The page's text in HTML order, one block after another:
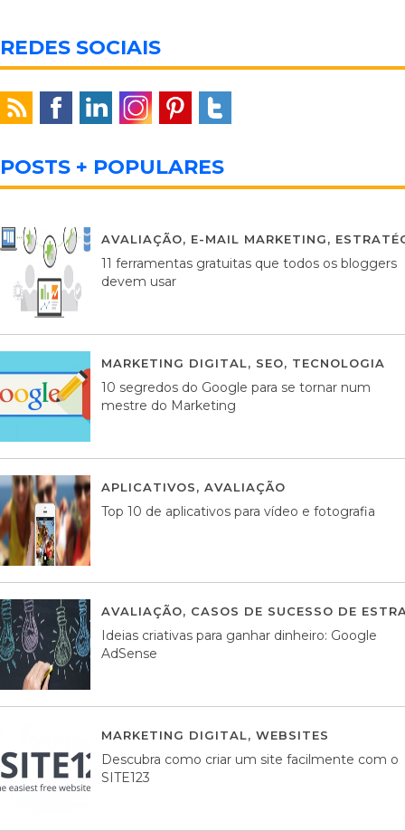
REDES SOCIAIS
POSTS + POPULARES
AVALIAÇÃO, E-MAIL MARKETING,
11 ferramentas gratuitas que todos os bloggers
devem usar
MARKETING DIGITAL, SEO, TECNOLOGIA
10 segredos do Google para se tornar num
mestre do Marketing
APLICATIVOS, AVALIAÇÃO
Top 10 de aplicativos para vídeo e fotografia
AVALIAÇÃO, CASOS DE SUCESSO DE
Ideias criativas para ganhar dinheiro: Google
AdSense
MARKETING DIGITAL, WEBSITES
Descubra como criar um site facilmente com o
SITE123